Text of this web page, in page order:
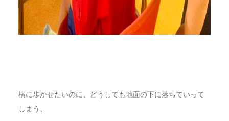
横に歩かせたいのに、どうしても地面の下に落ちていって
しまう、